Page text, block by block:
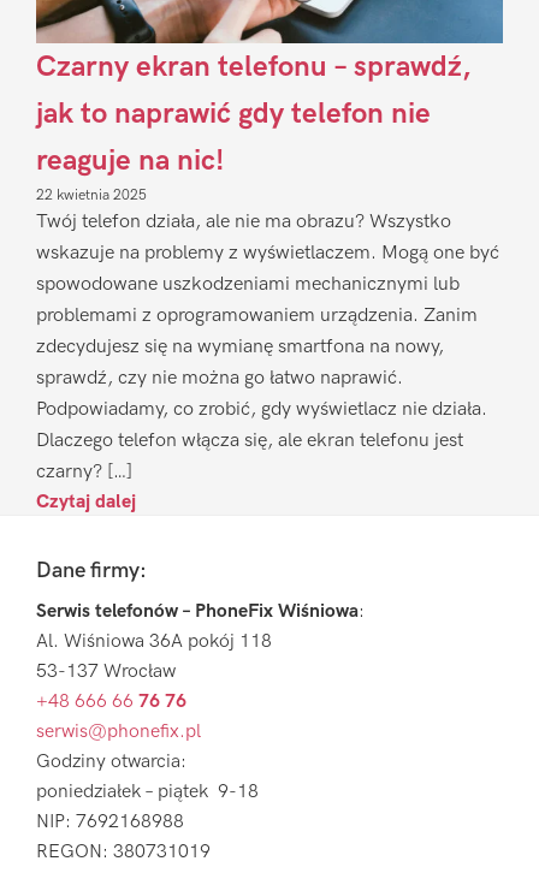
Czarny ekran telefonu – sprawdź,
jak to naprawić gdy telefon nie
reaguje na nic!
22 kwietnia 2025
Twój telefon działa, ale nie ma obrazu? Wszystko
wskazuje na problemy z wyświetlaczem. Mogą one być
spowodowane uszkodzeniami mechanicznymi lub
problemami z oprogramowaniem urządzenia. Zanim
zdecydujesz się na wymianę smartfona na nowy,
sprawdź, czy nie można go łatwo naprawić.
Podpowiadamy, co zrobić, gdy wyświetlacz nie działa.
Dlaczego telefon włącza się, ale ekran telefonu jest
czarny? […]
Czytaj dalej
FooterDane firmy:
Serwis telefonów – PhoneFix Wiśniowa:
Al. Wiśniowa 36A pokój 118
53-137 Wrocław
+48 666 66 76 76
serwis@phonefix.pl
Godziny otwarcia:
poniedziałek – piątek 9-18
NIP: 7692168988
REGON: 380731019